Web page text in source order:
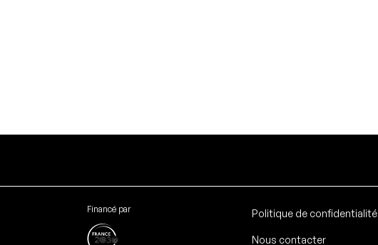
Financé par Politique de confidentialité
Nous contacter